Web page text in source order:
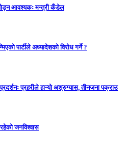
आवश्यकः मन्त्री कँडेल
पार्टीले अध्यादेशको विरोध गर्ने ?
प्रहरीले हान्यो अश्रुग्यास, तीनजना पक्राउ
जनविश्वास